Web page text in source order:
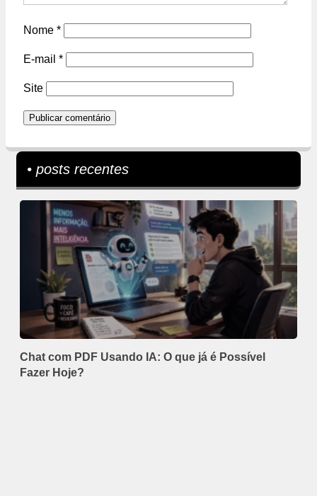
Nome *
E-mail *
Site
• posts recentes
Chat com PDF Usando IA: O que já é Possível
Fazer Hoje?